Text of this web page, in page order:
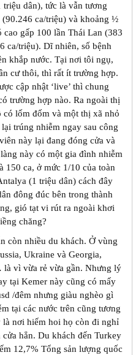
dân), tức là vẫn tương
ca/triệu) và khoảng ½
cao gấp 100 lần Thái Lan (383
ca/triệu). Dĩ nhiên, số bệnh
khắp nước. Tại nơi tôi ngụ,
cư thôi, thì rất ít trường hợp.
cập nhật ‘live’ thì chung
trường hợp nào. Ra ngoài thị
lốm đốm và một thị xã nhỏ
trúng nhiễm ngay sau công
này lại đang đóng cửa và
này có một gia đình nhiễm
150 ca, ở mức 1/10 của toàn
(1 triệu dân) cách đây
đông đúc bên trong thành
gió tạt vi rút ra ngoài khơi
chăng?
còn nhiều du khách. Ở vùng
Ukraine và Georgia,
vì vừa rẻ vừa gần. Nhưng lý
tại Kemer này cũng có mấy
/đêm nhưng giàu nghèo gì
tại các nước trên cũng tương
nơi hiếm hoi họ còn đi nghỉ
hẳn. Du khách đến Turkey
12,7% Tổng sản lượng quốc